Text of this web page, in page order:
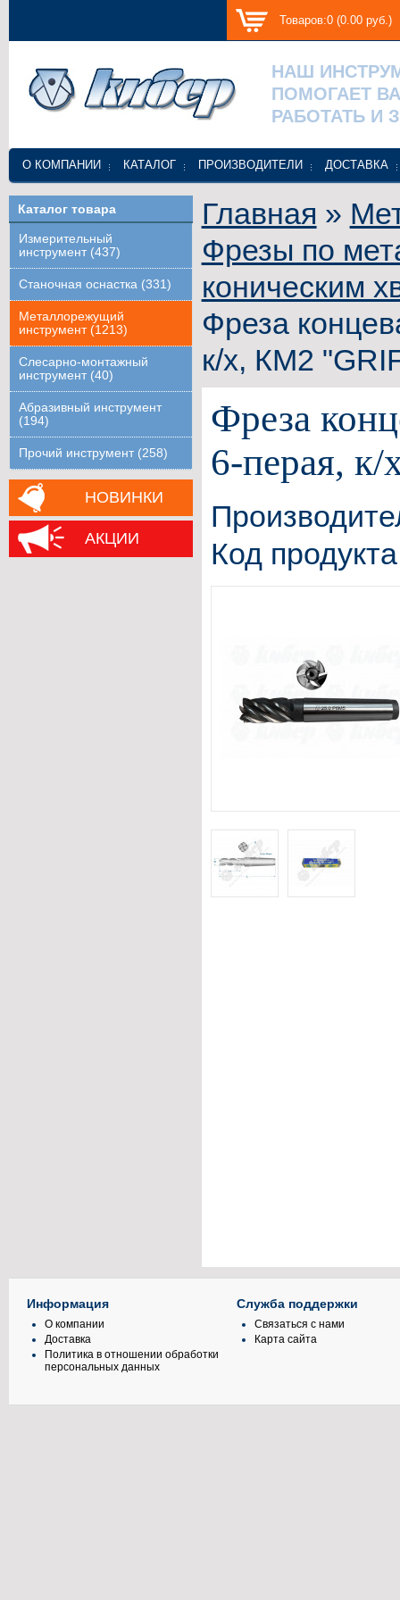
Товаров:0 (0.00 руб.)
НАШ
ПОМОГАЕТ
РАБОТАТЬ И
О КОМПАНИИ КАТАЛОГ ПРОИЗВОДИТЕЛИ ДОСТАВКА
Каталог товара
Измерительный
инструмент (437)
Станочная оснастка (331)
Металлорежущий
инструмент (1213)
Слесарно-монтажный
инструмент (40)
Абразивный инструмент
(194)
Прочий инструмент (258)
НОВИНКИ
АКЦИИ
Главная »
Фрезы по
коническим
Фреза
к/х, КМ2
Фреза
6-перая,
Код
Информация
О компании
Доставка
Политика в отношении обработки
персональных данных
Служба поддержки
Связаться с нами
Карта сайта